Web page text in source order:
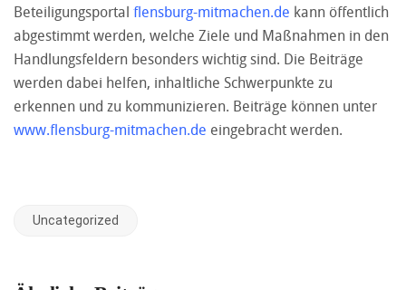
Beteiligungsportal flensburg-mitmachen.de kann öffentlich
abgestimmt werden, welche Ziele und Maßnahmen in den
Handlungsfeldern besonders wichtig sind. Die Beiträge
werden dabei helfen, inhaltliche Schwerpunkte zu
erkennen und zu kommunizieren. Beiträge können unter
www.flensburg-mitmachen.de eingebracht werden.
Uncategorized